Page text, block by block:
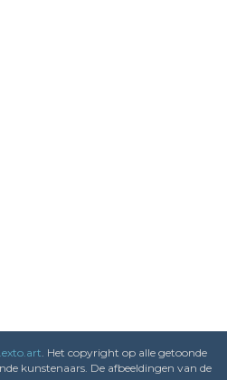
. Het copyright op alle getoonde
kunstenaars. De afbeeldingen van de